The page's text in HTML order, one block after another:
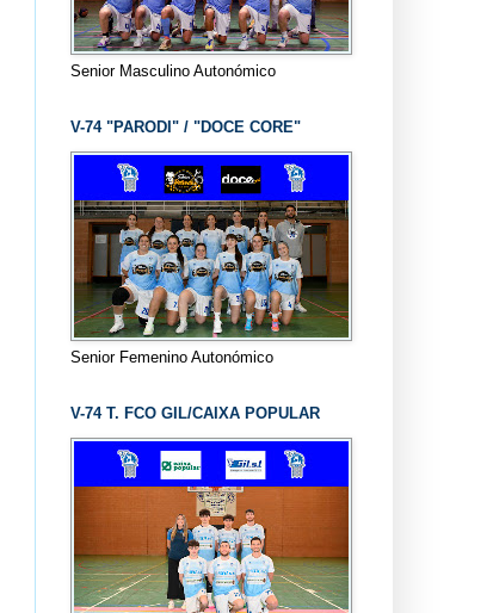
Senior Masculino Autonómico
V-74 "PARODI" / "DOCE CORE"
Senior Femenino Autonómico
V-74 T. FCO GIL/CAIXA POPULAR